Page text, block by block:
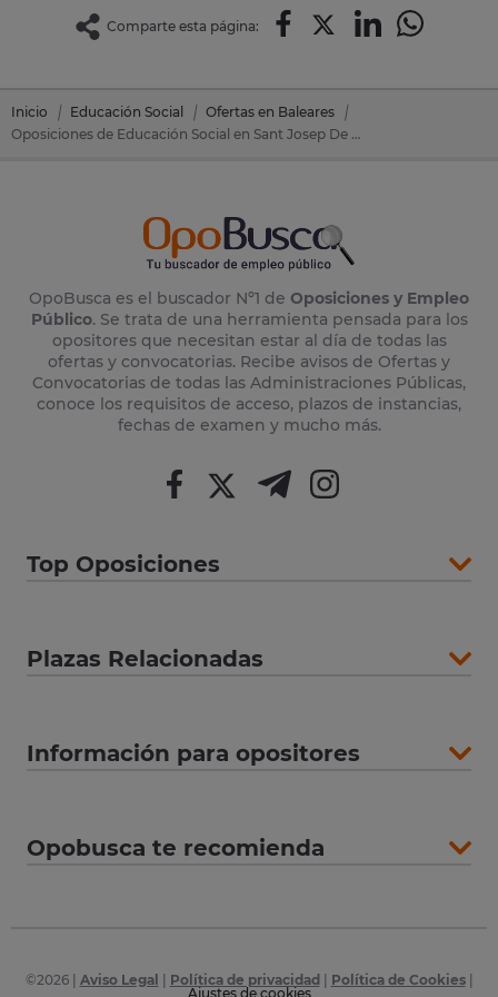
Comparte esta página:
Inicio Educación Social
Ofertas en Baleares
Oposiciones de Educación Social en Sant Josep De Sa Talaia (Ibiza) (Baleares)
OpoBusca es el buscador Nº1 de Oposiciones y Empleo
Público. Se trata de una herramienta pensada para los
opositores que necesitan estar al día de todas las
ofertas y convocatorias. Recibe avisos de Ofertas y
Convocatorias de todas las Administraciones Públicas,
conoce los requisitos de acceso, plazos de instancias,
fechas de examen y mucho más.
Top Oposiciones
Plazas Relacionadas
Información para opositores
Opobusca te recomienda
©2026| Aviso Legal Política de privacidad Política de Cookies|
Ajustes de cookies